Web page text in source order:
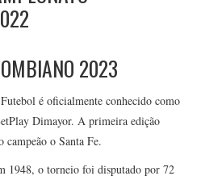
2023
é oficialmente conhecido como
Dimayor. A primeira edição
campeão o Santa Fe.
1948, o torneio foi disputado por 72